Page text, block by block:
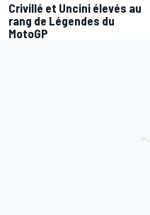
Crivillé et Uncini élevés au
rang de Légendes du
MotoGP